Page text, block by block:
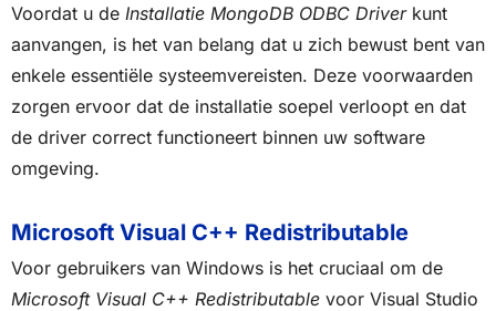
Voordat u de Installatie MongoDB ODBC Driverkunt
aanvangen, is het van belang dat u zich bewust bent van
enkele essentiële systeemvereisten. Deze voorwaarden
zorgen ervoor dat de installatie soepel verloopt en dat
de driver correct functioneert binnen uw software
omgeving.
Microsoft Visual C++ Redistributable
Voor gebruikers van Windows is het cruciaal om de
Microsoft Visual C++ Redistributable voor Visual Studio